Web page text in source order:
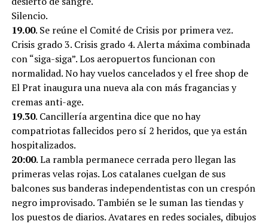
Silencio.
19.00. Se reúne el Comité de Crisis por primera vez.
Crisis grado 3. Crisis grado 4. Alerta máxima combinada
con “siga-siga”. Los aeropuertos funcionan con
normalidad. No hay vuelos cancelados y el free shop de
El Prat inaugura una nueva ala con más fragancias y
cremas anti-age.
19.30. Cancillería argentina dice que no hay
compatriotas fallecidos pero sí 2 heridos, que ya están
hospitalizados.
20:00. La rambla permanece cerrada pero llegan las
primeras velas rojas. Los catalanes cuelgan de sus
balcones sus banderas independentistas con un crespón
negro improvisado. También se le suman las tiendas y
los puestos de diarios. Avatares en redes sociales, dibujos